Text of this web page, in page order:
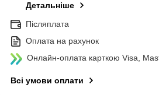
Детальніше
Післяплата
Оплата на рахунок
Онлайн-оплата карткою Visa,
Всі умови оплати